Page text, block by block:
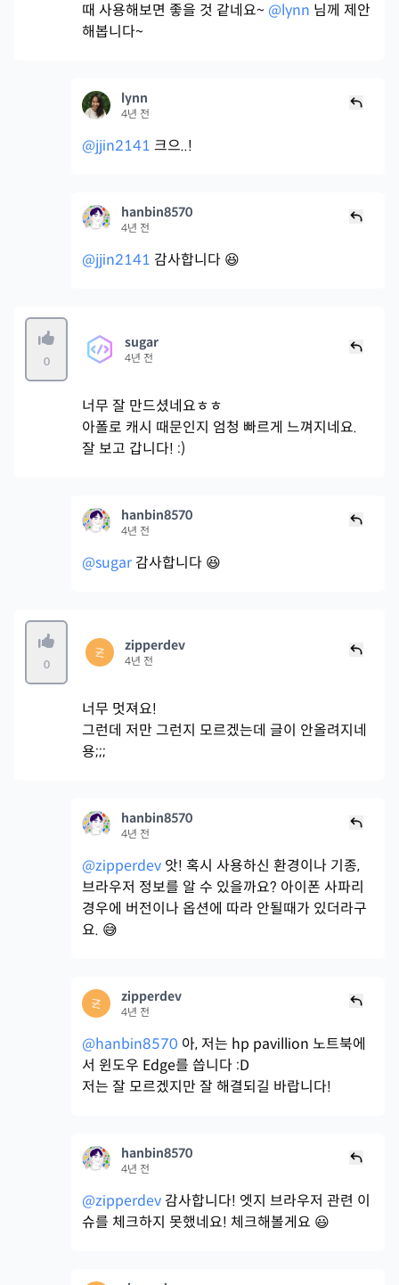
때 사용해보면 좋을 것 같네요~ @lynn 님께 제안
해봅니다~
lynn
4년 전
@jjin2141 크으..!
hanbin8570
4년 전
@jjin2141 감사합니다 😆
0
sugar
4년 전
너무 잘 만드셨네요ㅎㅎ
아폴로 캐시 때문인지 엄청 빠르게 느껴지네요.
잘 보고 갑니다! :)
hanbin8570
4년 전
@sugar 감사합니다 😆
0
zipperdev
4년 전
너무 멋져요!
그런데 저만 그런지 모르겠는데 글이 안올려지네
용;;;
hanbin8570
4년 전
@zipperdev 앗! 혹시 사용하신 환경이나 기종,
브라우저 정보를 알 수 있을까요? 아이폰 사파리
경우에 버전이나 옵션에 따라 안될때가 있더라구
요. 😅
zipperdev
4년 전
@hanbin8570 아, 저는 hp pavillion 노트북에
서 윈도우 Edge를 씁니다 :D
저는 잘 모르겠지만 잘 해결되길 바랍니다!
hanbin8570
4년 전
@zipperdev 감사합니다! 엣지 브라우저 관련 이
슈를 체크하지 못했네요! 체크해볼게요 😃